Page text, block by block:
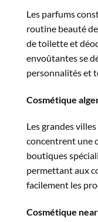
Les parfums
routine beauté
de toilette et
envoûtantes se
personnalités et
Cosmétique
Les grandes villes
concentrent une
boutiques
permettant aux
facilement les
Cosmétique